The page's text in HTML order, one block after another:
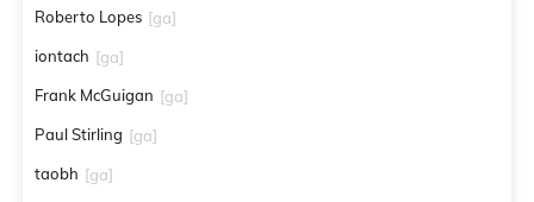
Roberto Lopes [ga]
iontach [ga]
Frank McGuigan [ga]
Paul Stirling [ga]
taobh [ga]